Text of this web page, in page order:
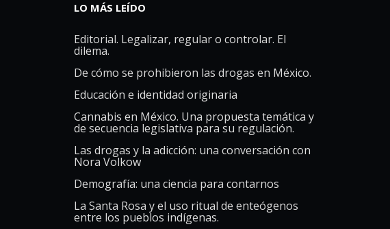
LO MÁS LEÍDO
Editorial. Legalizar, regular o controlar. El
dilema.
De cómo se prohibieron las drogas en México.
Educación e identidad originaria
Cannabis en México. Una propuesta temática y
de secuencia legislativa para su regulación.
Las drogas y la adicción: una conversación con
Nora Volkow
Demografía: una ciencia para contarnos
La Santa Rosa y el uso ritual de enteógenos
entre los pueblos indígenas.